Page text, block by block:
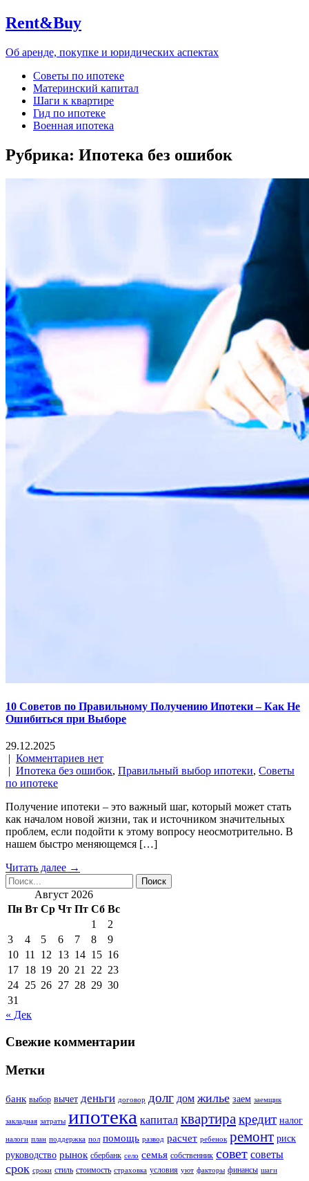
Rent&Buy
Об аренде, покупке и юридических аспектах
Советы по ипотеке
Материнский капитал
Шаги к квартире
Гид по ипотеке
Военная ипотека
Рубрика: Ипотека без ошибок
10 Советов по Правильному Получению Ипотеки – Как Не
Ошибиться при Выборе
29.12.2025
| Комментариев нет
| Ипотека без ошибок, Правильный выбор ипотеки, Советы
по ипотеке
Получение ипотеки – это важный шаг, который может стать
как началом новой жизни, так и источником значительных
проблем, если подойти к этому вопросу неосмотрительно. В
нашем быстро меняющемся […]
Читать далее →
Август 2026
Пн Вт Ср Чт Пт Сб Вс
1
2
3
4 5 6 7 8
9
10 11 12 13 14 15 16
17 18 19 20 21 22 23
24 25 26 27 28 29 30
31
« Дек
Свежие комментарии
Метки
банк выбор вычет деньги договор долг дом жилье заем заемщик
закладная затраты ипотека капитал квартиракредит налог
налоги план поддержка пол помощь развод расчет ребенок ремонт риск
руководство рынок сбербанк село семья собственник совет советы
срок сроки стиль стоимость страховка условия уют факторы финансы шаги